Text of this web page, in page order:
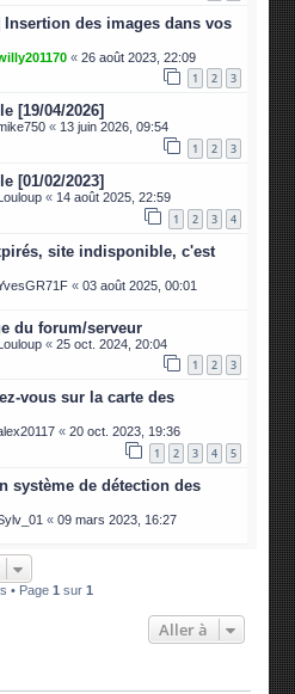
des images dans vos
«26 août 2023, 22:09
1 2 3
[19/04/2026]
« 13 juin 2026, 09:54
1 2 3
[01/02/2023]
« 14 août 2025, 22:59
1 2 3 4
site indisponible, c'est
«03 août 2025, 00:01
du forum/serveur
«25 oct. 2024, 20:04
1 2 3
vous sur la carte des
«20 oct. 2023, 19:36
1 2 3 4 5
système de détection des
«09 mars 2023, 16:27
• Page 1 sur 1
Aller à